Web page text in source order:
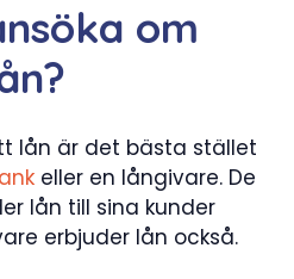
om
lån är det bästa stället
eller en långivare. De
lån till sina kunder
erbjuder lån också.